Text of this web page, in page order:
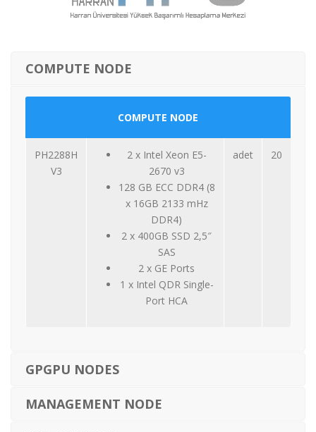
COMPUTE NODE
COMPUTE NODE
PH2288H
V3
2 x Intel Xeon E5-
2670 v3
128 GB ECC DDR4 (8
x 16GB 2133 mHz
DDR4)
2 x 400GB SSD 2,5″
SAS
2 x GE Ports
1 x Intel QDR Single-
Port HCA
adet 20
GPGPU NODES
MANAGEMENT NODE